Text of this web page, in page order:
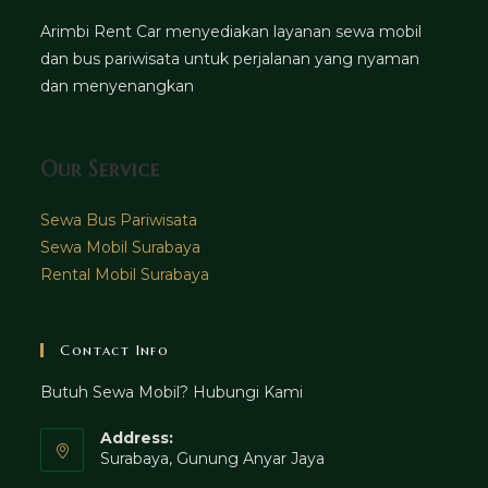
Arimbi Rent Car menyediakan layanan sewa mobil
dan bus pariwisata untuk perjalanan yang nyaman
dan menyenangkan
Our Service
Sewa Bus Pariwisata
Sewa Mobil Surabaya
Rental Mobil Surabaya
Contact Info
Butuh Sewa Mobil? Hubungi Kami
Address:
Surabaya, Gunung Anyar Jaya